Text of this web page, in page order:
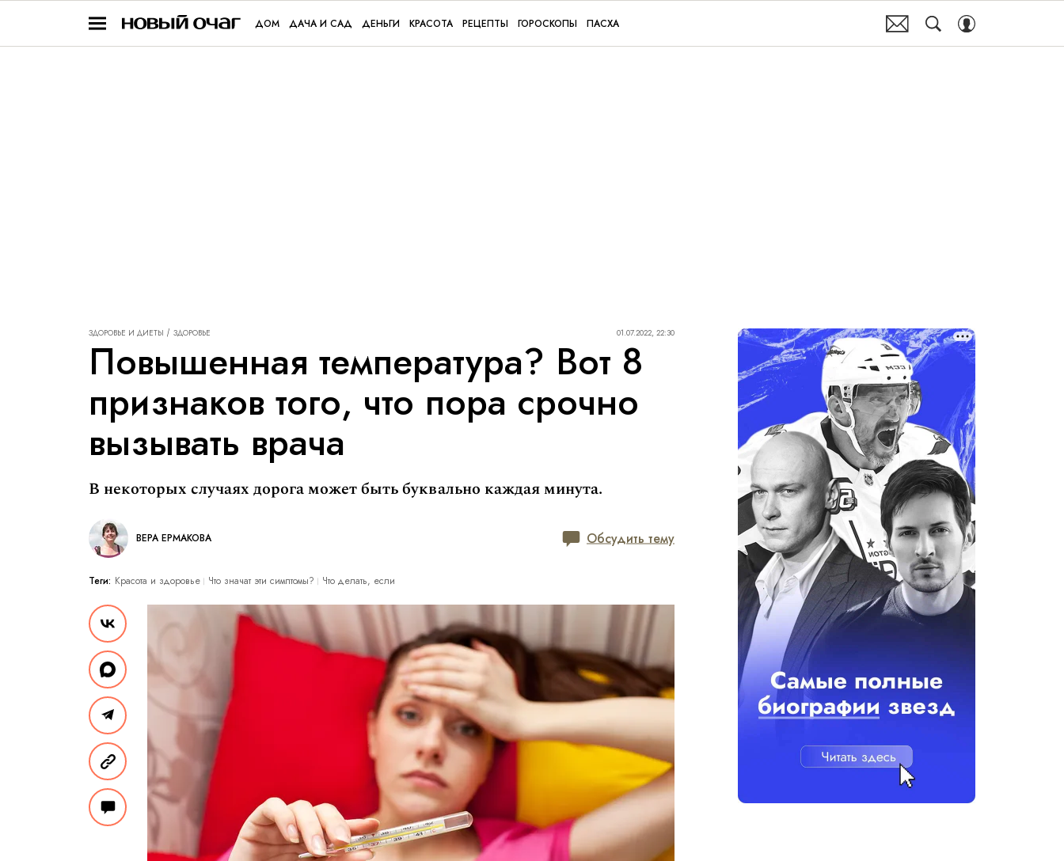
ДОМ ДАЧА И САД ДЕНЬГИ КРАСОТА РЕЦЕПТЫ ГОРОСКОПЫ ПАСХА
ЗДОРОВЬЕ И ДИЕТЫ ЗДОРОВЬЕ 01.07.2022, 22:30
Повышенная температура? Вот 8
признаков того, что пора срочно
вызывать врача
В некоторых случаях дорога может быть буквально каждая минута.
ВЕРА ЕРМАКОВА Обсудить тему
Теги: Красота и здоровье Что значат эти симптомы? Что делать, если